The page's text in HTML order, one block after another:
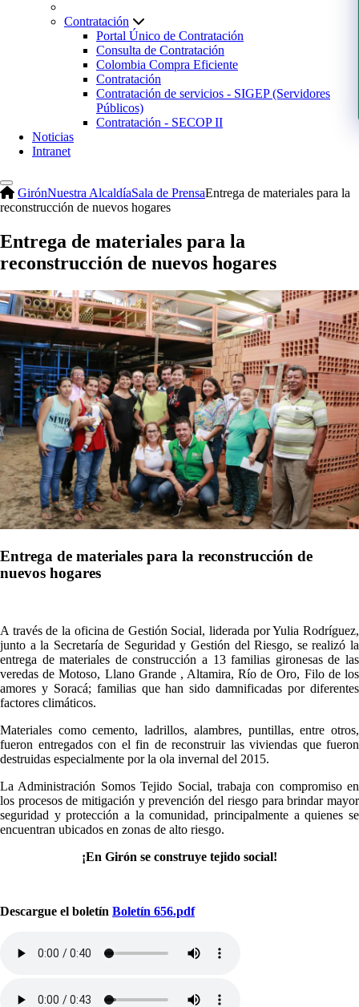
Contratación
Portal Único de Contratación
Consulta de Contratación
Colombia Compra Eficiente
Contratación
Contratación de servicios - SIGEP (Servidores
Públicos)
Contratación - SECOP II
Noticias
Intranet
GirónNuestra AlcaldíaSala de PrensaEntrega de materiales para la
reconstrucción de nuevos hogares
Entrega de materiales para la
reconstrucción de nuevos hogares
Entrega de materiales para la reconstrucción de
nuevos hogares
​​​​​​A través de la oficina de Gestión Social, liderada por Yulia Rodríguez,
junto a la Secretaría de Seguridad y Gestión del Riesgo, se realizó la
entrega de materiales de construcción a 13 familias gironesas de las
veredas de Motoso, Llano Grande , Altamira, Río de Oro, Filo de los
amores y Soracá; familias que han sido damnificadas por diferentes
factores climáticos.
Materiales como cemento, ladrillos, alambres, puntillas, entre otros,
fueron entregados con el fin de reconstruir las viviendas que fueron
destruidas especialmente por la ola invernal del 2015.
La Administración Somos Tejido Social, trabaja con compromiso en
los procesos de mitigación y prevención del riesgo para brindar mayor
seguridad y protección a la comunidad, principalmente​ a quienes se
encuentran ubicados en zonas de alto riesgo.
¡En Girón se construye tejido social!
Descargue el boletín Boletín 656.pdf